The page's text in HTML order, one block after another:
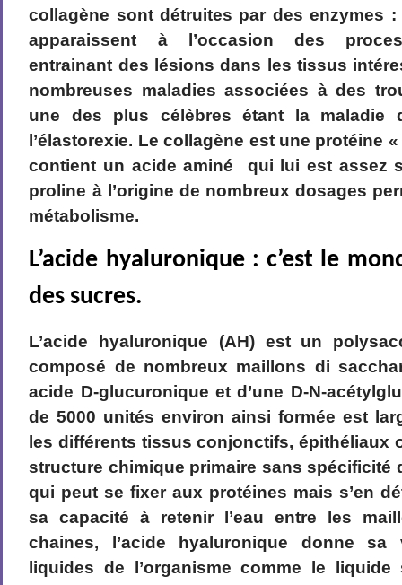
collagène sont détruites par des enzymes
apparaissent à l’occasion des
entrainant des lésions dans les tissus
nombreuses maladies associées à des
une des plus célèbres étant la maladie
l’élastorexie. Le collagène est une protéine
contient un acide aminé qui lui est assez
proline à l’origine de nombreux dosages
métabolisme.
L’acide hyaluronique : c’est le
des sucres.
L’acide hyaluronique (AH) est un
composé de nombreux maillons di
acide D-glucuronique et d’une D-N-
de 5000 unités environ ainsi formée est
les différents tissus conjonctifs, épithéliaux
structure chimique primaire sans spécificité
qui peut se fixer aux protéines mais s’en
sa capacité à retenir l’eau entre les
chaines, l’acide hyaluronique donne
liquides de l’organisme comme le liquide